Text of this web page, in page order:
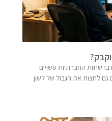
ברשתות החברתיות עשויים
לחצות את הגבול של לשון